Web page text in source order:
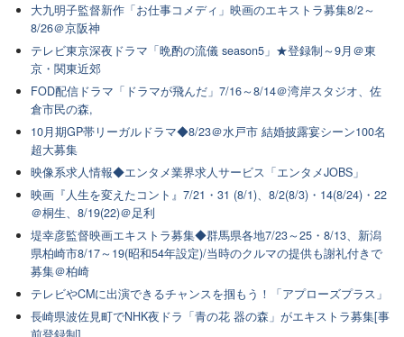
大九明子監督新作「お仕事コメディ」映画のエキストラ募集8/2～
8/26＠京阪神
テレビ東京深夜ドラマ「晩酌の流儀 season5」★登録制～9月＠東
京・関東近郊
FOD配信ドラマ「ドラマが飛んだ」7/16～8/14＠湾岸スタジオ、佐
倉市民の森,
10月期GP帯リーガルドラマ◆8/23＠水戸市 結婚披露宴シーン100名
超大募集
映像系求人情報◆エンタメ業界求人サービス「エンタメJOBS」
映画『人生を変えたコント』7/21・31 (8/1)、8/2(8/3)・14(8/24)・22
＠桐生、8/19(22)＠足利
堤幸彦監督映画エキストラ募集◆群馬県各地7/23～25・8/13、新潟
県柏崎市8/17～19(昭和54年設定)/当時のクルマの提供も謝礼付きで
募集＠柏崎
テレビやCMに出演できるチャンスを掴もう！「アプローズプラス」
長崎県波佐見町でNHK夜ドラ「青の花 器の森」がエキストラ募集[事